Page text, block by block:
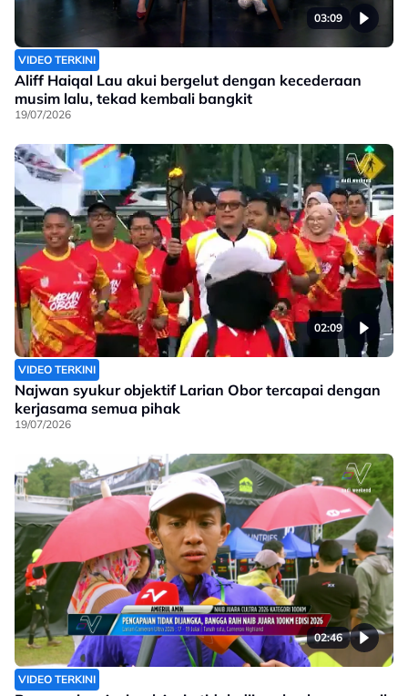
03:09
VIDEO TERKINI
Aliff Haiqal Lau akui bergelut dengan kecederaan
musim lalu, tekad kembali bangkit
19/07/2026
02:09
VIDEO TERKINI
Najwan syukur objektif Larian Obor tercapai dengan
kerjasama semua pihak
19/07/2026
02:46
VIDEO TERKINI